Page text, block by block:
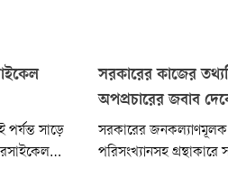
সাড়ে
সরকারের কাজের
অপপ্রচারের জবাব
সরকারের জনকল্যাণমূলক
পরিসংখ্যানসহ